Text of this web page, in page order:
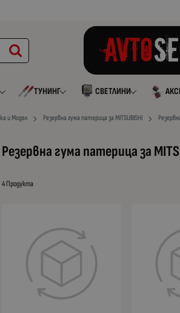
ТУНИНГ СВЕТЛИНИ
и Модел Резервна гума патерица за MITSUBISHI
Резервна гума патерица за
4 Продукта